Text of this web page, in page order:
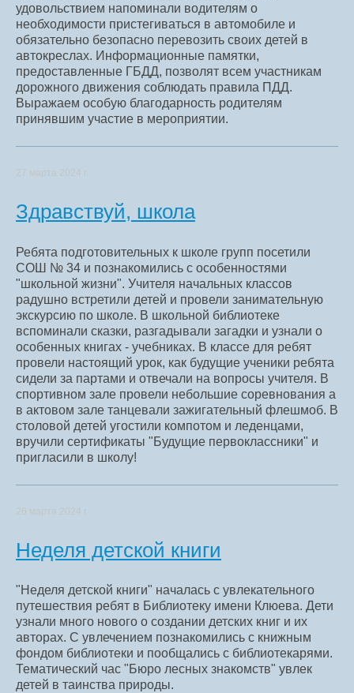
удовольствием напоминали водителям о
необходимости пристегиваться в автомобиле и
обязательно безопасно перевозить своих детей в
автокреслах. Информационные памятки,
предоставленные ГБДД, позволят всем участникам
дорожного движения соблюдать правила ПДД.
Выражаем особую благодарность родителям
принявшим участие в мероприятии.
27 марта 2024 г.
Здравствуй, школа
Ребята подготовительных к школе групп посетили
СОШ № 34 и познакомились с особенностями
"школьной жизни". Учителя начальных классов
радушно встретили детей и провели занимательную
экскурсию по школе. В школьной библиотеке
вспоминали сказки, разгадывали загадки и узнали о
особенных книгах - учебниках. В классе для ребят
провели настоящий урок, как будущие ученики ребята
сидели за партами и отвечали на вопросы учителя. В
спортивном зале провели небольшие соревнования а
в актовом зале танцевали зажигательный флешмоб. В
столовой детей угостили компотом и леденцами,
вручили сертификаты "Будущие первоклассники" и
пригласили в школу!
26 марта 2024 г.
Неделя детской книги
"Неделя детской книги" началась с увлекательного
путешествия ребят в Библиотеку имени Клюева. Дети
узнали много нового о создании детских книг и их
авторах. С увлечением познакомились с книжным
фондом библиотеки и пообщались с библиотекарями.
Тематический час "Бюро лесных знакомств" увлек
детей в таинства природы.